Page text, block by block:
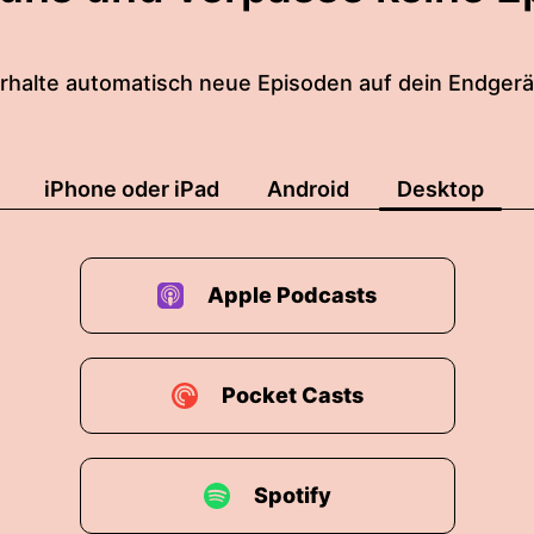
automatisch neue Episoden auf dein
iPhone oder iPad Android Desktop
Apple Podcasts
Pocket Casts
Spotify